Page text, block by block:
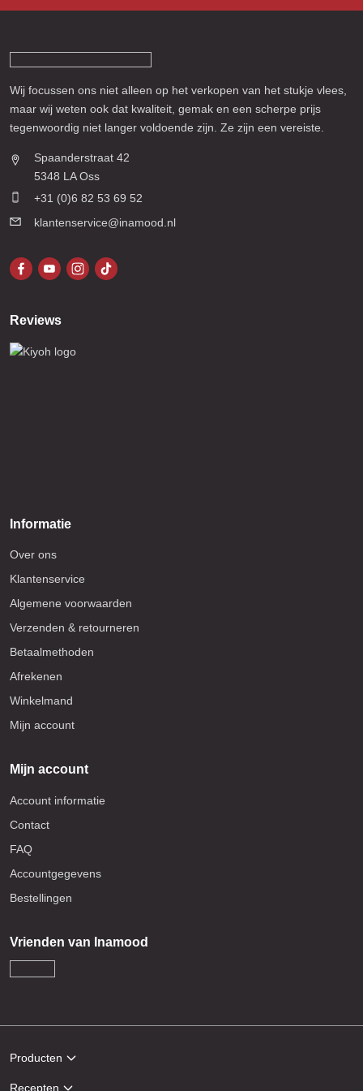
Wij focussen ons niet alleen op het verkopen van het stukje vlees,
maar wij weten ook dat kwaliteit, gemak en een scherpe prijs
tegenwoordig niet langer voldoende zijn. Ze zijn een vereiste.
Spaanderstraat 42
5348 LA Oss
+31 (0)6 82 53 69 52
klantenservice@inamood.nl
Reviews
Informatie
Over ons
Klantenservice
Algemene voorwaarden
Verzenden & retourneren
Betaalmethoden
Afrekenen
Winkelmand
Mijn account
Mijn account
Account informatie
Contact
FAQ
Accountgegevens
Bestellingen
Vrienden van Inamood
Producten
Recepten